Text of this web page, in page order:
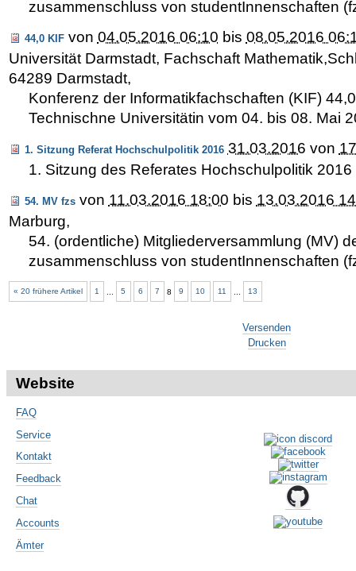
zusammenschluss von studentInnenschaften
44,0 KIF von 04.05.2016 06:10 bis 08.05.2016
Universität Darmstadt, Fachschaft
64289 Darmstadt,
Konferenz der Informatikfachschaften (KIF)
Technischne Universitätin vom 04. bis 08. Mai
1. Sitzung Referat Hochschulpolitik 2016 31.03.2016 von
1. Sitzung des Referates Hochschulpolitik 2016
54. MV fzs von 11.03.2016 18:00 bis 13.03.2016
Marburg,
54. (ordentliche) Mitgliederversammlung (MV)
zusammenschluss von studentInnenschaften
« 20 frühere Artikel 1 5 6 7 8 9 10 11 13
Versenden
Drucken
Website
FAQ
Service
Kontakt
Feedback
Chat
Accounts
Ämter